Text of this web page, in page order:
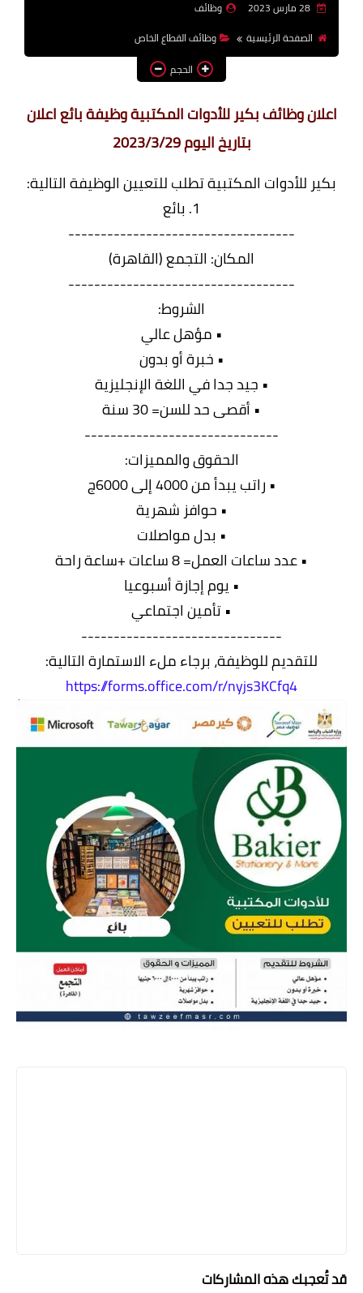
بالجامعات والمعاهد
اخبار
28 مارس 2023
وظائف
الصفحة الرئيسية
وظائف القطاع الخاص
الحجم
اعلان وظائف بكير للأدوات المكتبية وظيفة بائع اعلان
بتاريخ اليوم 2023/3/29
بكير للأدوات المكتبية تطلب للتعيين الوظيفة التالية:
1. بائع
-----------------------------------
المكان: التجمع (القاهرة)
-----------------------------------
الشروط:
• مؤهل عالي
• خبرة أو بدون
• جيد جدا في اللغة الإنجليزية
• أقصى حد للسن= 30 سنة
------------------------------
الحقوق والمميزات:
• راتب يبدأ من 4000 إلى 6000ج
• حوافز شهرية
• بدل مواصلات
• عدد ساعات العمل= 8 ساعات +ساعة راحة
• يوم إجازة أسبوعيا
• تأمين اجتماعي
-------------------------------
للتقديم للوظيفة، برجاء ملء الاستمارة التالية:
https://forms.office.com/r/nyjs3KCfq4
قد تُعجبك هذه المشاركات